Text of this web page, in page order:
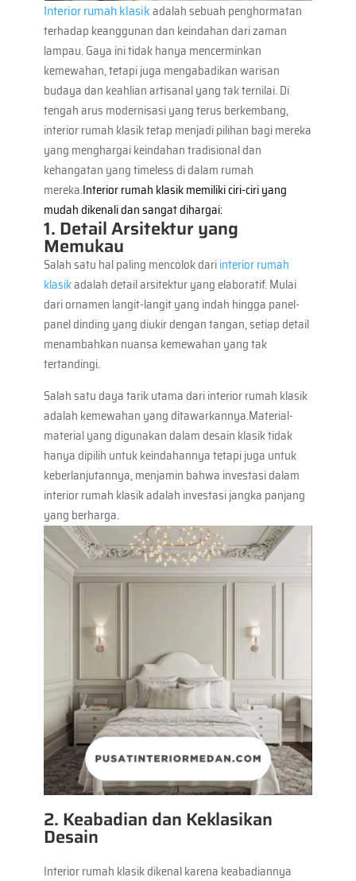
Interior rumah klasikadalah sebuah penghormatan
terhadap keanggunan dan keindahan dari zaman
lampau. Gaya ini tidak hanya mencerminkan
kemewahan, tetapi juga mengabadikan warisan
budaya dan keahlian artisanal yang tak ternilai. Di
tengah arus modernisasi yang terus berkembang,
interior rumah klasik tetap menjadi pilihan bagi mereka
yang menghargai keindahan tradisional dan
kehangatan yang timeless di dalam rumah
mereka.Interior rumah klasik memiliki ciri-ciri yang
mudah dikenali dan sangat dihargai:
1. Detail Arsitektur yang
Memukau
Salah satu hal paling mencolok dariinterior rumah
klasikadalah detail arsitektur yang elaboratif. Mulai
dari ornamen langit-langit yang indah hingga panel-
panel dinding yang diukir dengan tangan, setiap detail
menambahkan nuansa kemewahan yang tak
tertandingi.
Salah satu daya tarik utama dari interior rumah klasik
adalah kemewahan yang ditawarkannya.Material-
material yang digunakan dalam desain klasik tidak
hanya dipilih untuk keindahannya tetapi juga untuk
keberlanjutannya, menjamin bahwa investasi dalam
interior rumah klasik adalah investasi jangka panjang
yang berharga.
2. Keabadian dan Keklasikan
Desain
Interior rumah klasik dikenal karena keabadiannya